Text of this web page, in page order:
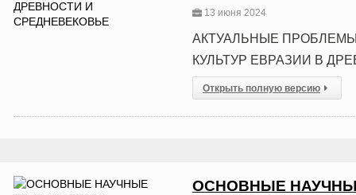
13 июня 2024
АКТУАЛЬНЫЕ
КУЛЬТУР ЕВРАЗИИ В
Открыть полную версию
ОСНОВНЫЕ